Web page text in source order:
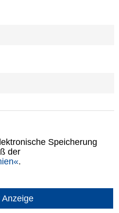
Speicherung
der
.
Anzeige